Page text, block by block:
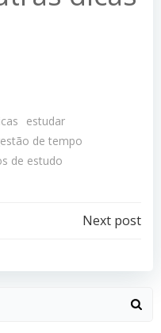
estudar
de tempo
de estudo
Next post